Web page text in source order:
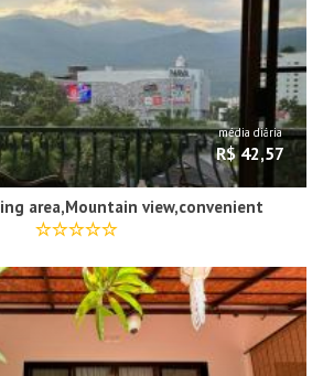
média diária
R$ 42,57
area,Mountain view,convenient